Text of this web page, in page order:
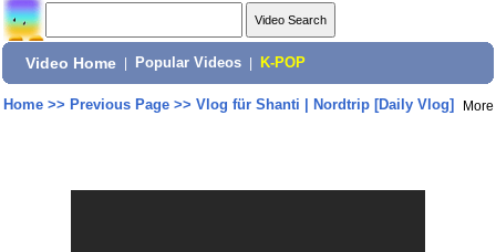
Video Home Popular Videos K-POP
Home>> Previous Page>> Vlog für Shanti | Nordtrip [Daily Vlog] More